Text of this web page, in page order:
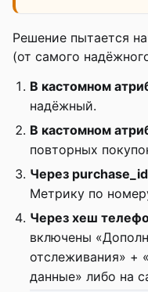
Решение пытается
(от самого
В кастомном
надёжный.
В кастомном
повторных
Через purchase_id
Метрику по
Через хеш
включены
отслеживания» +
данные» либо на